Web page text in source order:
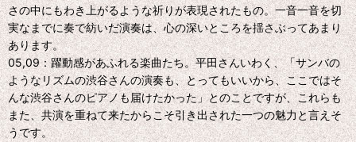
さの中にもわき上がるような祈りが表現されたもの。一音一音を切
実なまでに奏で紡いだ演奏は、心の深いところを揺さぶってあまり
あります。
05,09：躍動感があふれる楽曲たち。平田さんいわく、「サンバの
ようなリズムの渋谷さんの演奏も、とってもいいから、ここではそ
んな渋谷さんのピアノも届けたかった」とのことですが、これらも
また、共演を重ねて来たからこそ引き出された一つの魅力と言えそ
うです。